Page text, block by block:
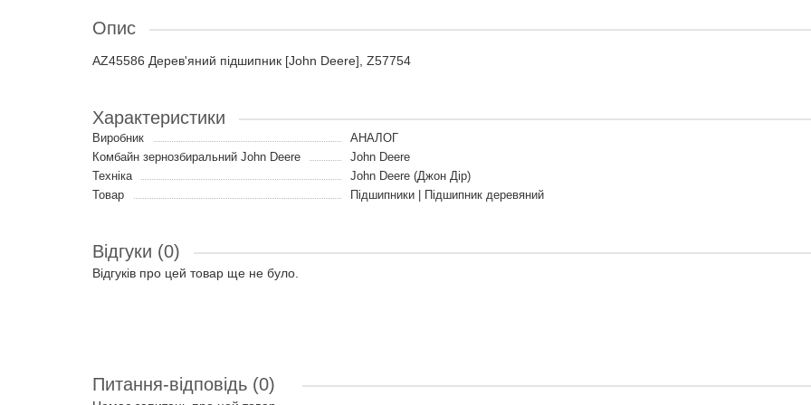
Опис
AZ45586 Дерев'яний підшипник [John Deere], Z57754
Характеристики
Виробник
АНАЛОГ
Комбайн зернозбиральний John Deere
John Deere
Техніка
John Deere (Джон Дір)
Товар
Підшипники | Підшипник деревяний
Відгуки (0)
Відгуків про цей товар ще не було.
Питання-відповідь (0)